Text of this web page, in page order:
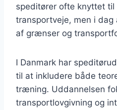
speditører ofte knyttet til
transportveje, men i
af grænser og
I Danmark har
til at inkludere både
træning. Uddannelsen
transportlovgivning og